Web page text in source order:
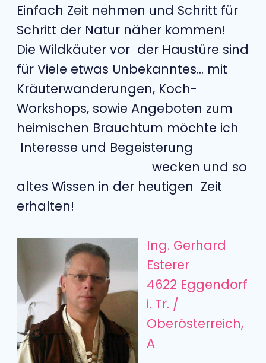
Einfach Zeit nehmen und Schritt für
Schritt der Natur näher kommen!
Die Wildkäuter vor der Haustüre sind
für Viele etwas Unbekanntes... mit
Kräuterwanderungen, Koch-
Workshops, sowie Angeboten zum
heimischen Brauchtum möchte ich
Interesse und Begeisterung
wecken und so
altes Wissen in der heutigen Zeit
erhalten!
Ing. Gerhard
Esterer
4622 Eggendorf
i. Tr. /
Oberösterreich,
A